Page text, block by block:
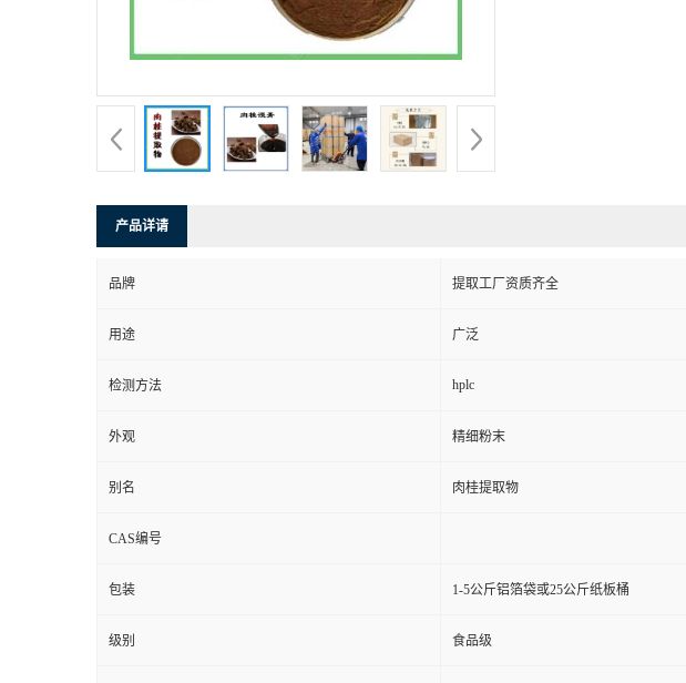
产品详请
品牌 提取工厂资质齐全
用途 广泛
检测方法 hplc
外观 精细粉末
别名 肉桂提取物
CAS编号
包装 1-5公斤铝箔袋或25公斤纸板桶
级别 食品级